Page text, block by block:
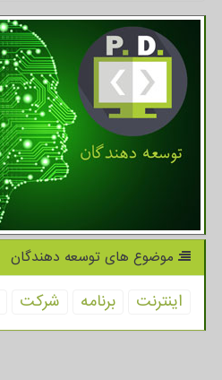
موضوع های توسعه دهندگان
اینترنت برنامه شركت